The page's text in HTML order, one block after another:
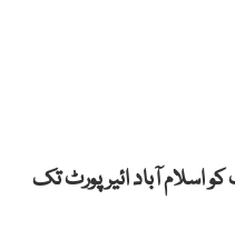
آباد ائیر پورٹ تک